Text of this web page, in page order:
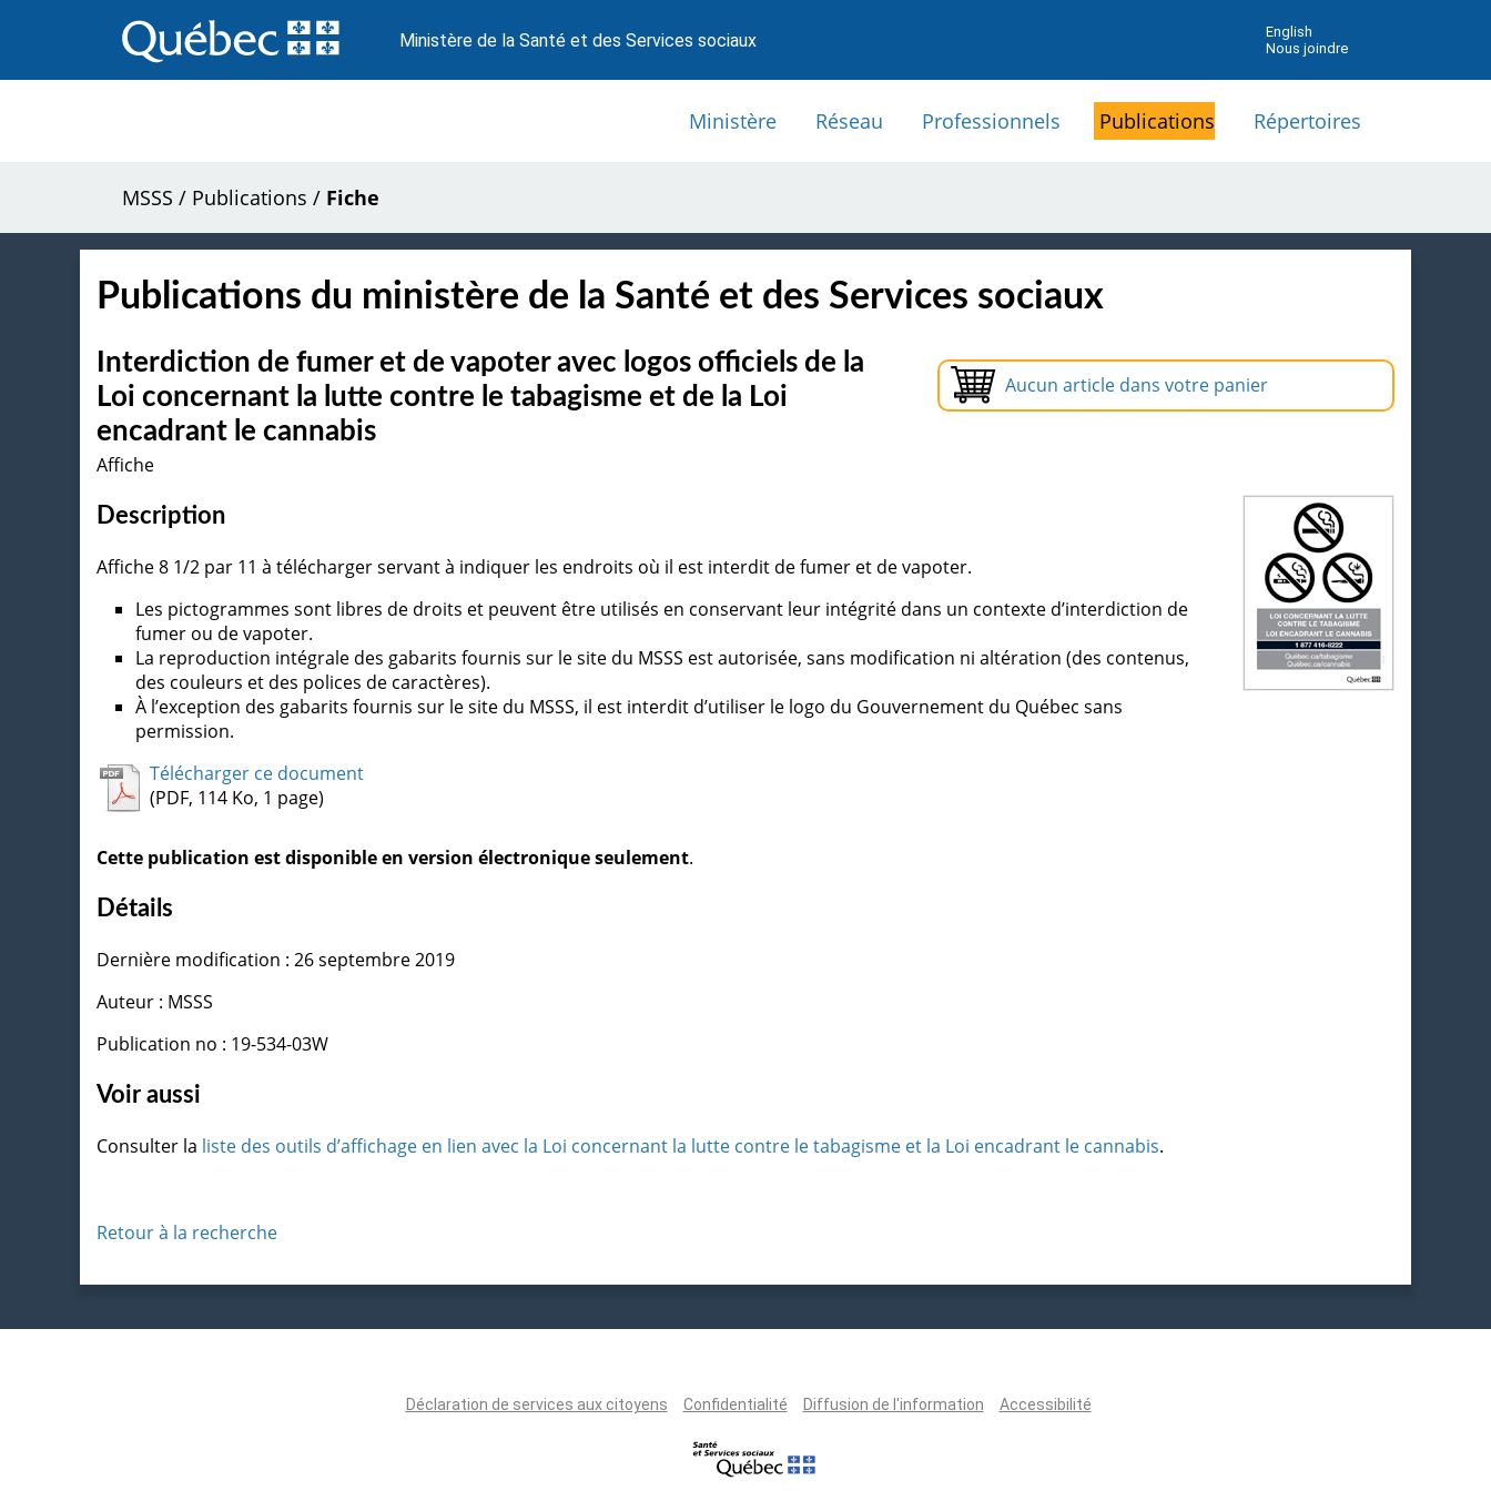
au
contenu
Ministère de la Santé et des Services sociaux
English
Nous joindre
Ministère Réseau Professionnels Publications Répertoires
MSSS / Publications / Fiche
Publications du ministère de la Santé et des Services sociaux
Aucun article dans votre panier
Interdiction de fumer et de vapoter avec logos officiels de la
Loi concernant la lutte contre le tabagisme et de la Loi
encadrant le cannabis
Affiche
Description
Affiche 8 1/2 par 11 à télécharger servant à indiquer les endroits où il est interdit de fumer et de vapoter.
Les pictogrammes sont libres de droits et peuvent être utilisés en conservant leur intégrité dans un contexte d’interdiction de
fumer ou de vapoter.
La reproduction intégrale des gabarits fournis sur le site du MSSS est autorisée, sans modification ni altération (des contenus,
des couleurs et des polices de caractères).
À l’exception des gabarits fournis sur le site du MSSS, il est interdit d’utiliser le logo du Gouvernement du Québec sans
permission.
Télécharger ce document
(PDF, 114 Ko, 1 page)
Cette publication est disponible en version électronique seulement.
Détails
Dernière modification : 26 septembre 2019
Auteur : MSSS
Publication no : 19-534-03W
Voir aussi
Consulter la liste des outils d’affichage en lien avec la Loi concernant la lutte contre le tabagisme et la Loi encadrant le cannabis.
Retour à la recherche
Déclaration de services aux citoyens Confidentialité Diffusion de l'information Accessibilité